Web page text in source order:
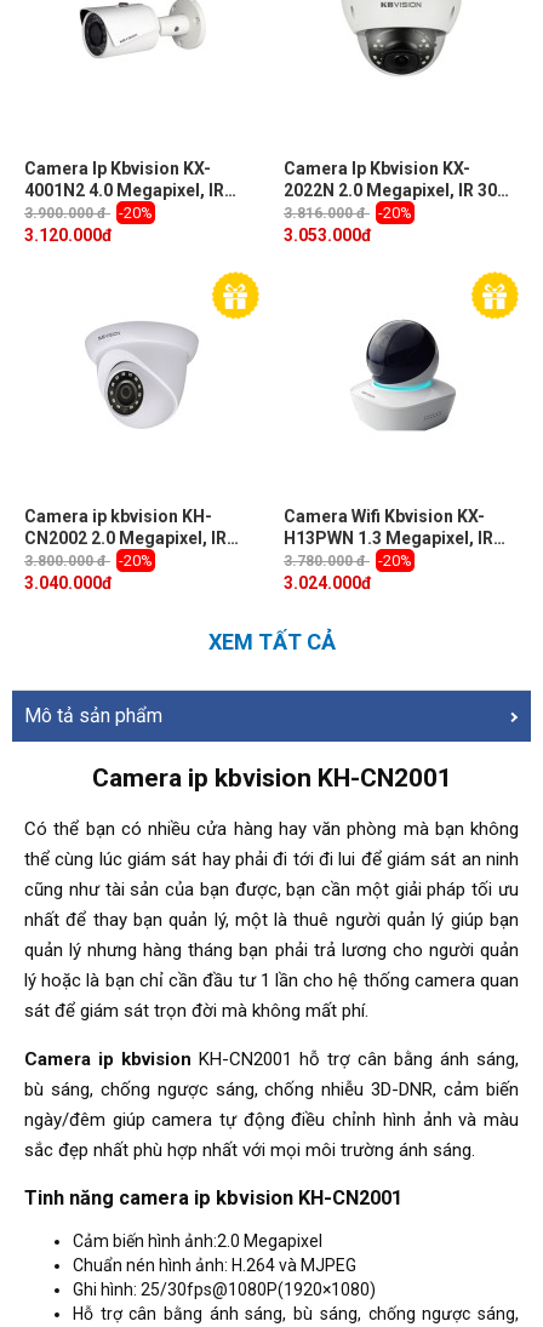
Camera Ip Kbvision KX-
4001N2 4.0 Megapixel, IR
30m, Ống kính F3.6mm góc
nhìn 83 độ, Push Video,
3.900.000 đ -20%
3.120.000đ
Camera Ip Kbvision KX-
2022N 2.0 Megapixel, IR 30m
SMD, F3.6mm góc nhìn 83
độ, MicroSD, Push Video,
3.816.000 đ -20%
3.053.000đ
Camera ip kbvision KH-
CN2002 2.0 Megapixel, IR
30m, f3.6mm, Onvif, IP67
3.800.000 đ -20%
3.040.000đ
Camera Wifi Kbvision KX-
H13PWN 1.3 Megapixel, IR
10m, F2mm, Micro SD, Push
Video, Onvif
3.780.000 đ -20%
3.024.000đ
XEM TẤT CẢ
Mô tả sản phẩm
Camera ip kbvision KH-CN2001
Có thể bạn có nhiều cửa hàng hay văn phòng mà bạn không
thể cùng lúc giám sát hay phải đi tới đi lui để giám sát an ninh
cũng như tài sản của bạn được, bạn cần một giải pháp tối ưu
nhất để thay bạn quản lý, một là thuê người quản lý giúp bạn
quản lý nhưng hàng tháng bạn phải trả lương cho người quản
lý hoặc là bạn chỉ cần đầu tư 1 lần cho hệ thống camera quan
sát để giám sát trọn đời mà không mất phí.
Camera ip kbvision KH-CN2001 hỗ trợ cân bằng ánh sáng,
bù sáng, chống ngược sáng, chống nhiễu 3D-DNR, cảm biến
ngày/đêm giúp camera tự động điều chỉnh hình ảnh và màu
sắc đẹp nhất phù hợp nhất với mọi môi trường ánh sáng.
Tinh năng camera ip kbvision KH-CN2001
Cảm biến hình ảnh:2.0 Megapixel
Chuẩn nén hình ảnh: H.264 và MJPEG
Ghi hình: 25/30fps@1080P(1920×1080)
Hỗ trợ cân bằng ánh sáng, bù sáng, chống ngược sáng,